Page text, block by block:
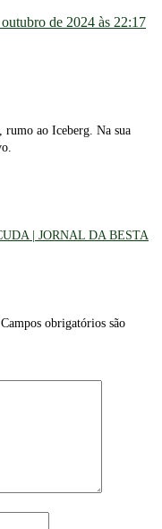
de 2024 às 22:17
rumo ao Iceberg. Na sua
| JORNAL DA BESTA
Campos obrigatórios são